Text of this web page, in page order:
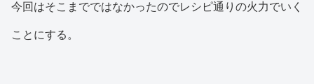
今回はそこまでではなかったのでレシピ通りの火力でいく
ことにする。